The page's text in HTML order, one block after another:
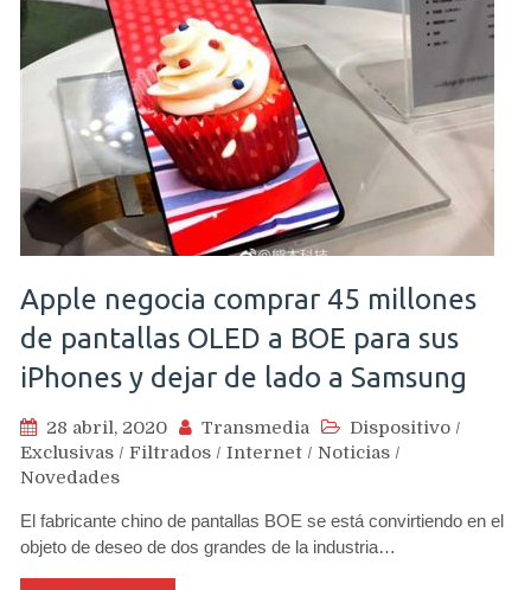
Apple negocia comprar 45 millones
de pantallas OLED a BOE para sus
iPhones y dejar de lado a Samsung
28 abril, 2020 Transmedia Dispositivo /
Exclusivas / Filtrados / Internet / Noticias /
Novedades
El fabricante chino de pantallas BOE se está convirtiendo en el
objeto de deseo de dos grandes de la industria…